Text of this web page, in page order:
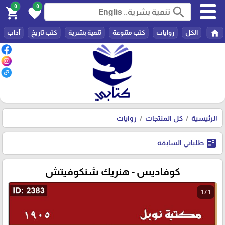
search
0
favorite
0
shopping_cart
home الكل روايات كتب متنوعة تنمية بشرية كتب تاريخ آداب
الرئيسية كل المنتجات روايات
ballot طلباتي السابقة
كوفاديس - هنريك شنكوفيتش
1 / 1